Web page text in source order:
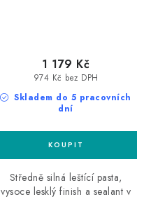
Skladem do 5 pracovních
dní
974 Kč bez DPH
1 179 Kč
Středně silná leštící pasta,
vysoce lesklý finish a sealant v